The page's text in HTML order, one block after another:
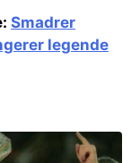
Smadrer
legende